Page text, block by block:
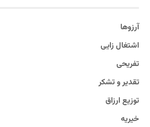
آرزوها
اشتغال زایی
تفریحی
تقدیر و تشکر
توزیع ارزاق
خیریه